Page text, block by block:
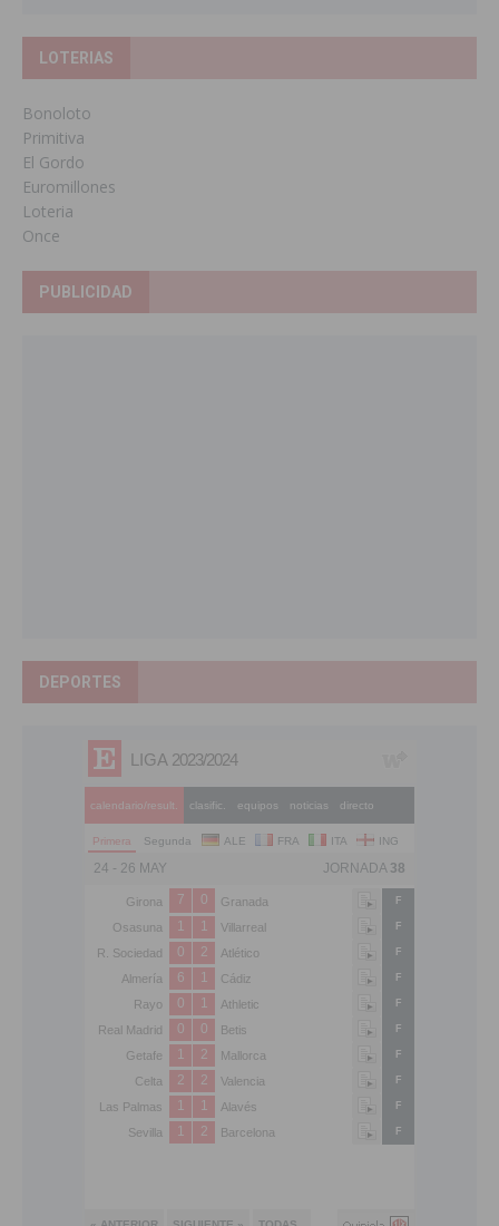
LOTERIAS
Bonoloto
Primitiva
El Gordo
Euromillones
Loteria
Once
PUBLICIDAD
DEPORTES